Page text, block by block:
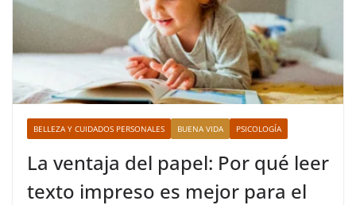
BELLEZA Y CUIDADOS PERSONALES BUENA VIDA PSICOLOGÍA
La ventaja del papel: Por qué leer
texto impreso es mejor para el